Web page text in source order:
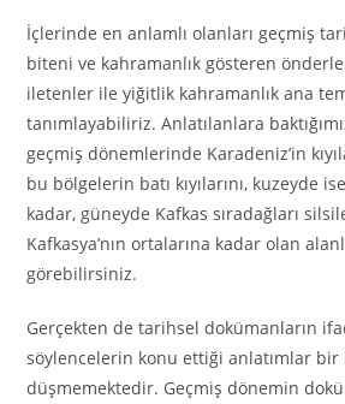
İçlerinde en anlamlı olanları geçmiş
biteni ve kahramanlık gösteren
iletenler ile yiğitlik kahramanlık ana
tanımlayabiliriz. Anlatılanlara
geçmiş dönemlerinde Karadeniz’in
bu bölgelerin batı kıyılarını, kuzeyde
kadar, güneyde Kafkas sıradağları
Kafkasya’nın ortalarına kadar olan
görebilirsiniz.
Gerçekten de tarihsel dokümanların
söylencelerin konu ettiği anlatımlar
düşmemektedir. Geçmiş dönemin